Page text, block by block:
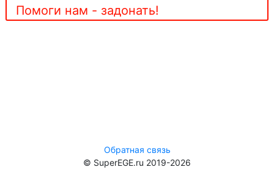
Помоги нам - задонать!
Обратная связь
© SuperEGE.ru 2019-2026